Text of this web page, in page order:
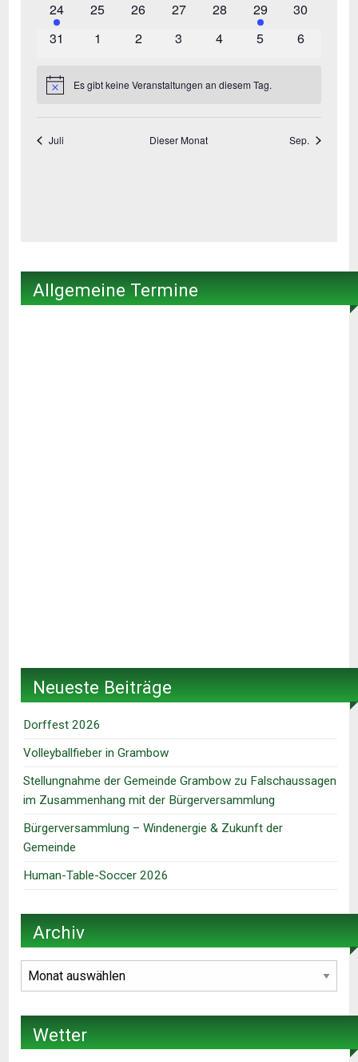
Allgemeine Termine
Neueste Beiträge
Dorffest 2026
Volleyballfieber in Grambow
Stellungnahme der Gemeinde Grambow zu Falschaussagen
im Zusammenhang mit der Bürgerversammlung
Bürgerversammlung – Windenergie & Zukunft der
Gemeinde
Human-Table-Soccer 2026
Archiv
Archiv
Wetter